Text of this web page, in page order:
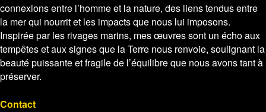
connexions entre l’homme et la nature, des liens tendus entre
la mer qui nourrit et les impacts que nous lui imposons.
Inspirée par les rivages marins, mes œuvres sont un écho aux
tempêtes et aux signes que la Terre nous renvoie, soulignant la
beauté puissante et fragile de l’équilibre que nous avons tant à
préserver.
Contact